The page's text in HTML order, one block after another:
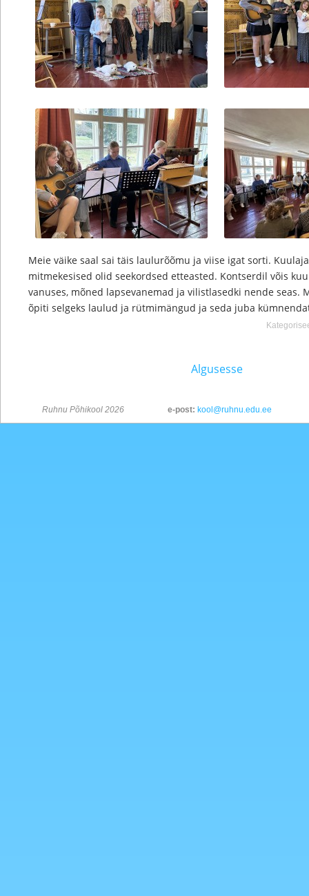
Meie väike saal sai täis laulurõõmu ja viise igat sorti.
mitmekesised olid seekordsed etteasted. Kontserdil võis
vanuses, mõned lapsevanemad ja vilistlasedki nende seas.
õpiti selgeks laulud ja rütmimängud ja seda juba
Algusesse
Ruhnu Põhikool 2026 e-post: kool@ruhnu.edu.ee